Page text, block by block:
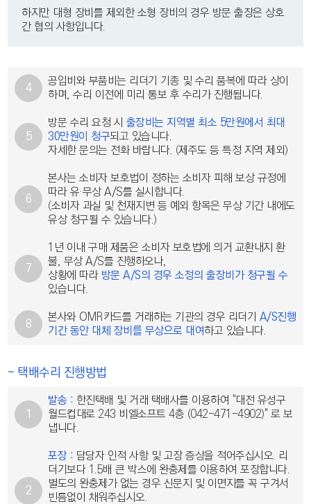
하지만 대형 장비를 제외한 소형 장비의 경우 방문 출장은 상호
간 협의 사항입니다.
4
공임비와 부품비는 리더기 기종 및 수리 품복에 따라 상이
하며, 수리 이전에 미리 통보 후 수리가 진행됩니다.
5
방문 수리 요청 시 출장비는 지역별 최소 5만원에서 최대
30만원이 청구되고 있습니다.
자세한 문의는 전화 바랍니다. (제주도 등 특정 지역 제외)
6
본사는 소비자 보호법이 정하는 소비자 피해 보상 규정에
따라 유·무상 A/S를 실시합니다.
(소비자 과실 및 천재지변 등 예외 항목은 무상 기간 내에도
유상 청구될 수 있습니다.)
7
1년 이내 구매 제품은 소비자 보호법에 의거 교환내지 환
불, 무상 A/S를 진행하오나,
상황에 따라 방문 A/S의 경우 소정의 출장비가 청구될 수
있습니다.
8
본사와 OMR카드를 거래하는 기관의 경우 리더기 A/S진행
기간 동안 대체 장비를 무상으로 대여하고 있습니다.
- 택배수리 진행방법
1
발송 : 한진택배 및 거래 택배사를 이용하여 "대전 유성구
월드컵대로 243 비엘소프트 4층 (042-471-4902)" 로 보
냅니다.
2
포장 : 담당자 인적 사항 및 고장 증상을 적어주십시오. 리
더기보다 1.5배 큰 박스에 완충제를 이용하여 포장합니다.
별도의 완충제가 없는 경우 신문지 및 이면지를 꼭 구겨서
빈틈없이 채워주십시오.